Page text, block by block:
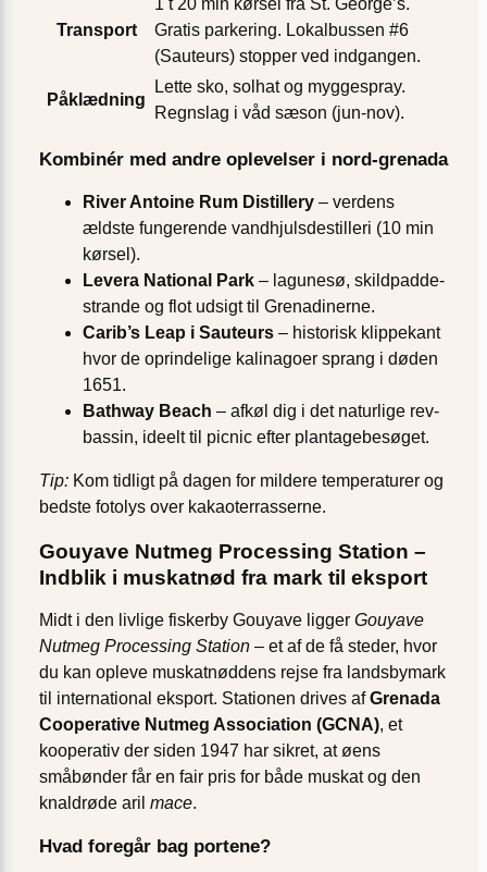
Transport
1 t 20 min kørsel fra St. George’s.
Gratis parkering. Lokalbussen #6
(Sauteurs) stopper ved indgangen.
Påklædning
Lette sko, solhat og myggespray.
Regnslag i våd sæson (jun-nov).
Kombinér med andre oplevelser i nord-grenada
River Antoine Rum Distillery – verdens
ældste fungerende vandhjulsdestilleri (10 min
kørsel).
Levera National Park – lagunesø, skildpadde­
strande og flot udsigt til Grenadinerne.
Carib’s Leap i Sauteurs – historisk klippekant
hvor de oprindelige kalinagoer sprang i døden
1651.
Bathway Beach – afkøl dig i det naturlige rev-
bassin, ideelt til picnic efter plantagebesøget.
Tip: Kom tidligt på dagen for mildere temperaturer og
bedste fotolys over kakaoterrasserne.
Gouyave Nutmeg Processing Station –
Indblik i muskatnød fra mark til eksport
Midt i den livlige fiskerby Gouyave ligger Gouyave
Nutmeg Processing Station – et af de få steder, hvor
du kan opleve muskatnøddens rejse fra landsbymark
til international eksport. Stationen drives afGrenada
Cooperative Nutmeg Association (GCNA), et
kooperativ der siden 1947 har sikret, at øens
småbønder får en fair pris for både muskat og den
knaldrøde aril mace.
Hvad foregår bag portene?